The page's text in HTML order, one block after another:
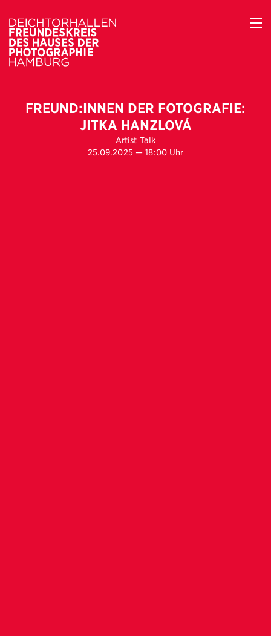
FREUND:INNEN DER FOTOGRAFIE:
JITKA HANZLOVÁ
Artist Talk
25.09.2025 — 18:00 Uhr